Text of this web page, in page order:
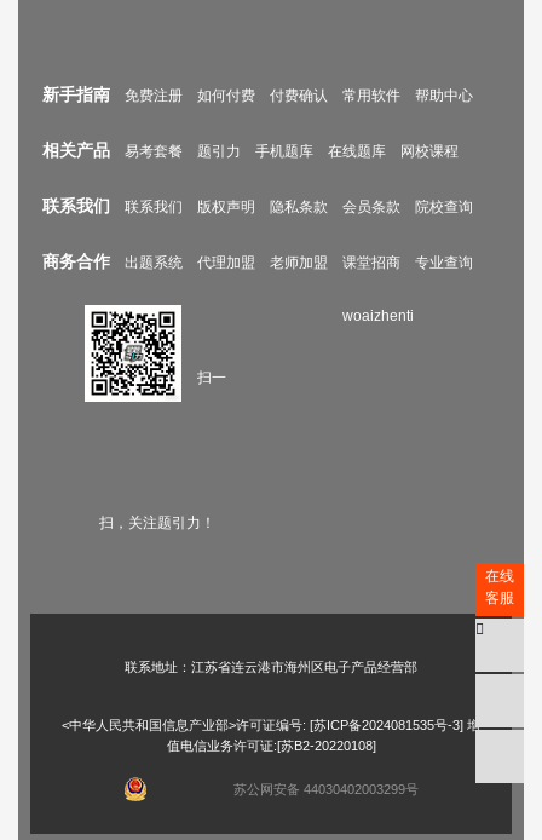
新手指南 免费注册 如何付费 付费确认 常用软件 帮助中心
相关产品 易考套餐 题引力 手机题库 在线题库 网校课程
联系我们 联系我们 版权声明 隐私条款 会员条款 院校查询
商务合作 出题系统 代理加盟 老师加盟 课堂招商 专业查询
扫一
扫，关注题引力！
woaizhenti
联系地址：江苏省连云港市海州区电子产品经营部
<中华人民共和国信息产业部>许可证编号: [苏ICP备2024081535号-3] 增
值电信业务许可证:[苏B2-20220108]
苏公网安备 44030402003299号
在线
客服